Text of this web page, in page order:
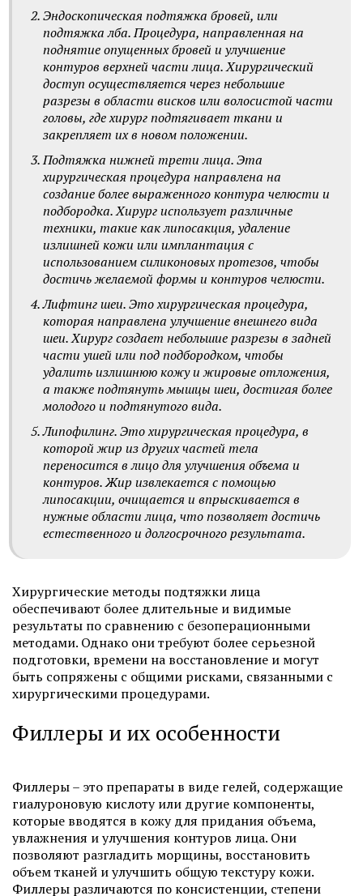
Эндоскопическая подтяжка бровей, или
подтяжка лба. Процедура, направленная на
поднятие опущенных бровей и улучшение
контуров верхней части лица. Хирургический
доступ осуществляется через небольшие
разрезы в области висков или волосистой части
головы, где хирург подтягивает ткани и
закрепляет их в новом положении.
Подтяжка нижней трети лица. Эта
хирургическая процедура направлена на
создание более выраженного контура челюсти и
подбородка. Хирург использует различные
техники, такие как липосакция, удаление
излишней кожи или имплантация с
использованием силиконовых протезов, чтобы
достичь желаемой формы и контуров челюсти.
Лифтинг шеи. Это хирургическая процедура,
которая направлена улучшение внешнего вида
шеи. Хирург создает небольшие разрезы в задней
части ушей или под подбородком, чтобы
удалить излишнюю кожу и жировые отложения,
а также подтянуть мышцы шеи, достигая более
молодого и подтянутого вида.
Липофилинг. Это хирургическая процедура, в
которой жир из других частей тела
переносится в лицо для улучшения объема и
контуров. Жир извлекается с помощью
липосакции, очищается и впрыскивается в
нужные области лица, что позволяет достичь
естественного и долгосрочного результата.
Хирургические методы подтяжки лица
обеспечивают более длительные и видимые
результаты по сравнению с безоперационными
методами. Однако они требуют более серьезной
подготовки, времени на восстановление и могут
быть сопряжены с общими рисками, связанными с
хирургическими процедурами.
Филлеры и их особенности
Филлеры – это препараты в виде гелей, содержащие
гиалуроновую кислоту или другие компоненты,
которые вводятся в кожу для придания объема,
увлажнения и улучшения контуров лица. Они
позволяют разгладить морщины, восстановить
объем тканей и улучшить общую текстуру кожи.
Филлеры различаются по консистенции, степени